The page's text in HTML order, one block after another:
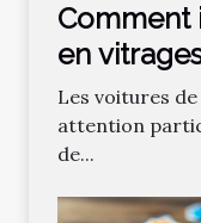
Comment
en
voitures
Les voitures
attention
de...